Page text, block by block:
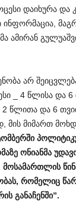
დაიხურა და
ამირან
არ
_ 4 წლისა და
წლითა და 6
მიმართ
ონიანმა
მოსამართლის
, რომელიც
განაჩენში”.